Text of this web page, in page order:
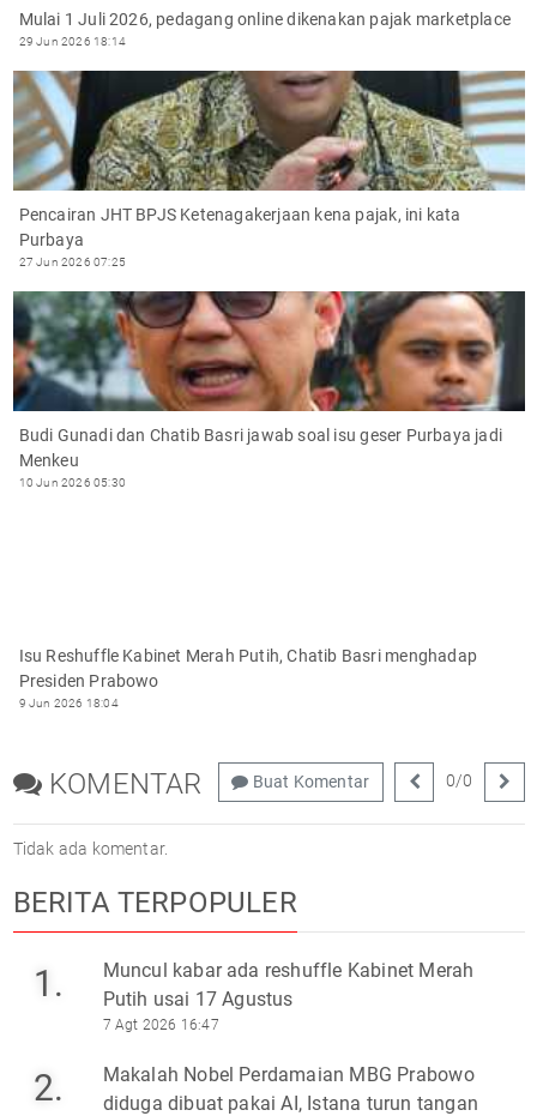
Mulai 1 Juli 2026, pedagang online dikenakan pajak marketplace
29 Jun 2026 18:14
Pencairan JHT BPJS Ketenagakerjaan kena pajak, ini kata
Purbaya
27 Jun 2026 07:25
Budi Gunadi dan Chatib Basri jawab soal isu geser Purbaya jadi
Menkeu
10 Jun 2026 05:30
Isu Reshuffle Kabinet Merah Putih, Chatib Basri menghadap
Presiden Prabowo
9 Jun 2026 18:04
KOMENTAR Buat Komentar 0/0
Tidak ada komentar.
BERITA TERPOPULER
1.
Muncul kabar ada reshuffle Kabinet Merah
Putih usai 17 Agustus
7 Agt 2026 16:47
2.
Makalah Nobel Perdamaian MBG Prabowo
diduga dibuat pakai AI, Istana turun tangan